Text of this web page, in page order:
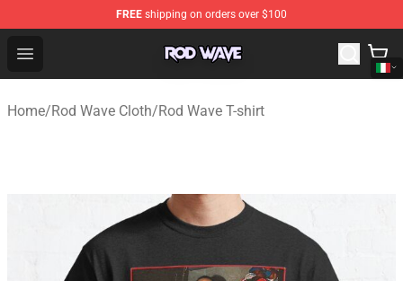
FREE shipping on orders over $100
Open menu
Rod Wave Shop - Official Rod Wave Merchandise Store
Home/Rod Wave Cloth/Rod Wave T-shirt